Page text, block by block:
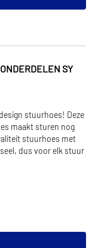
SY
stuurhoes! Deze
maakt sturen nog
stuurhoes met
dus voor elk stuur